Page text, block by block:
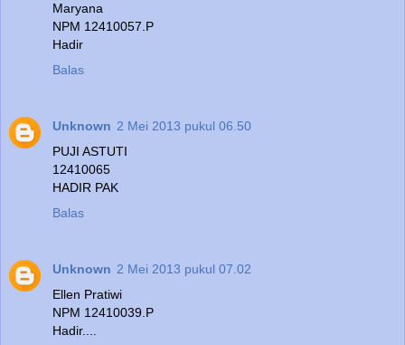
Maryana
NPM 12410057.P
Hadir
Balas
Unknown 2 Mei 2013 pukul 06.50
PUJI ASTUTI
12410065
HADIR PAK
Balas
Unknown 2 Mei 2013 pukul 07.02
Ellen Pratiwi
NPM 12410039.P
Hadir....